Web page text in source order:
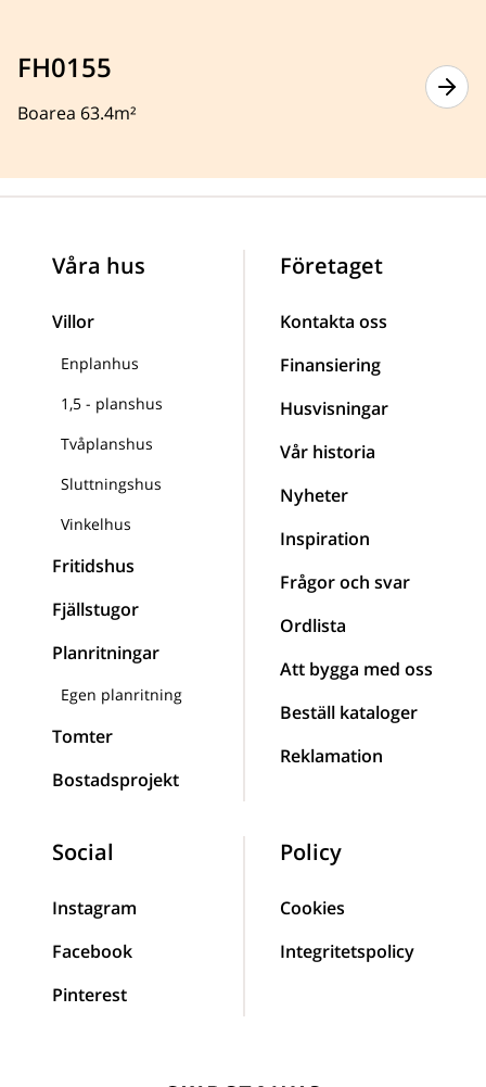
FH0155
Boarea 63.4m²
Våra hus
Villor
Enplanhus
1,5 - planshus
Tvåplanshus
Sluttningshus
Vinkelhus
Fritidshus
Fjällstugor
Planritningar
Egen planritning
Tomter
Bostadsprojekt
Företaget
Kontakta oss
Finansiering
Husvisningar
Vår historia
Nyheter
Inspiration
Frågor och svar
Ordlista
Att bygga med oss
Beställ kataloger
Reklamation
Social
Instagram
Facebook
Pinterest
Policy
Cookies
Integritetspolicy